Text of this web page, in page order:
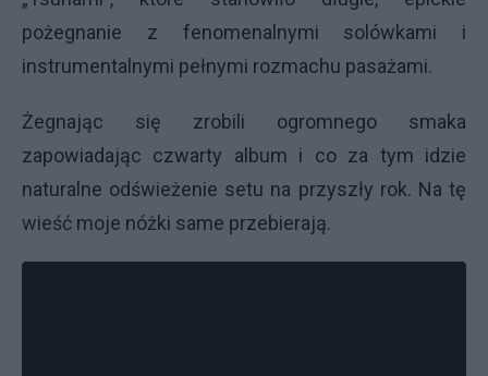
pożegnanie z fenomenalnymi solówkami i
instrumentalnymi pełnymi rozmachu pasażami.
Żegnając się zrobili ogromnego smaka
zapowiadając czwarty album i co za tym idzie
naturalne odświeżenie setu na przyszły rok. Na tę
wieść moje nóżki same przebierają.